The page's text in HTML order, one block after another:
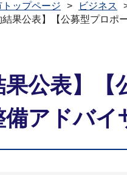
トップページ ビジネス
結果公表】【公募型プロ
果公表】
備アドバイ